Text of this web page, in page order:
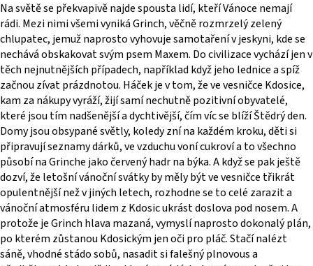
Na světě se překvapivě najde spousta lidí, kteří Vánoce nemají
rádi. Mezi nimi všemi vyniká Grinch, věčně rozmrzelý zelený
chlupatec, jemuž naprosto vyhovuje samotaření v jeskyni, kde se
nechává obskakovat svým psem Maxem. Do civilizace vychází jen v
těch nejnutnějších případech, například když jeho lednice a spíž
začnou zívat prázdnotou. Háček je v tom, že ve vesničce Kdosice,
kam za nákupy vyráží, žijí samí nechutně pozitivní obyvatelé,
které jsou tím nadšenější a dychtivější, čím víc se blíží Štědrý den.
Domy jsou obsypané světly, koledy zní na každém kroku, děti si
připravují seznamy dárků, ve vzduchu voní cukroví a to všechno
působí na Grinche jako červený hadr na býka. A když se pak ještě
dozví, že letošní vánoční svátky by měly být ve vesničce třikrát
opulentnější než v jiných letech, rozhodne se to celé zarazit a
vánoční atmosféru lidem z Kdosic ukrást doslova pod nosem. A
protože je Grinch hlava mazaná, vymyslí naprosto dokonalý plán,
po kterém zůstanou Kdosickým jen oči pro pláč. Stačí nalézt
sáně, vhodné stádo sobů, nasadit si falešný plnovous a